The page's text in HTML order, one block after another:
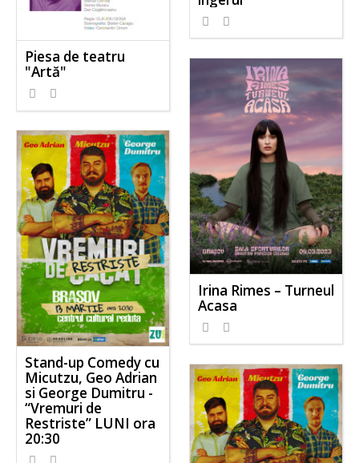
Piesa de teatru
"Artă"
Irina Rimes – Turneul
Acasa
Stand-up Comedy cu
Micutzu, Geo Adrian
si George Dumitru -
“Vremuri de
Restriste” LUNI ora
20:30